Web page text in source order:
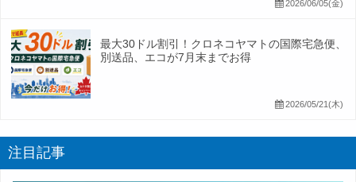
2026/06/05(金)
最大30ドル割引！クロネコヤマトの国際宅急便、
別送品、エコが7月末までお得
2026/05/21(木)
注目記事